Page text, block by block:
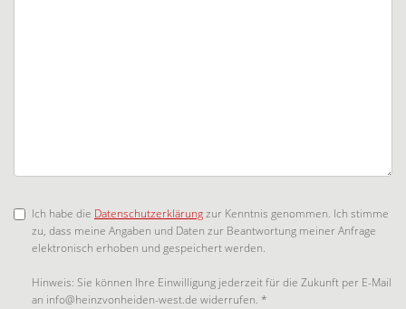
Ich habe die Datenschutzerklärungzur Kenntnis genommen. Ich stimme
zu, dass meine Angaben und Daten zur Beantwortung meiner Anfrage
elektronisch erhoben und gespeichert werden.
Hinweis: Sie können Ihre Einwilligung jederzeit für die Zukunft per E-Mail
an info@heinzvonheiden-west.de widerrufen. *